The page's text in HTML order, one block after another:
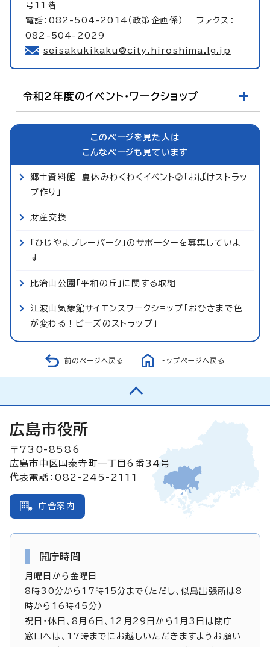
号11階
電話：082-504-2014（政策企画係） ファクス：
082-504-2029
seisakukikaku@city.hiroshima.lg.jp
令和2年度のイベント・ワークショップ
このページを見た人は
こんなページも見ています
郷土資料館 夏休みわくわくイベント➁「おばけストラッ
プ作り」
財産交換
「ひじやまプレーパーク」のサポーターを募集していま
す
比治山公園「平和の丘」に関する取組
江波山気象館サイエンスワークショップ「おひさまで色
が変わる！ビーズのストラップ」
前のページへ戻る トップページへ戻る
広島市役所
〒730-8586
広島市中区国泰寺町一丁目6番34号
代表電話：082-245-2111
庁舎案内
開庁時間
月曜日から金曜日
8時30分から17時15分まで（ただし、似島出張所は8
時から16時45分）
祝日・休日、8月6日、12月29日から1月3日は閉庁
窓口へは、17時までにお越しいただきますようお願い